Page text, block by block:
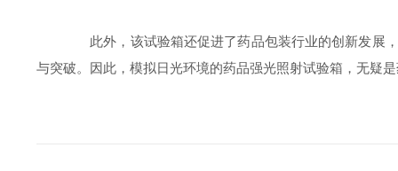
此外，该试验箱还促进了药品包装行业的创新发展，
与突破。因此，模拟日光环境的药品强光照射试验箱，无疑